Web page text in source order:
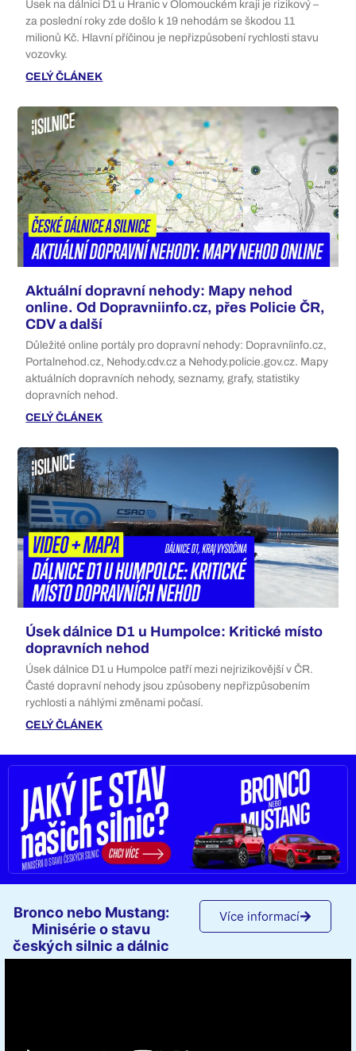
Úsek na dálnici D1 u Hranic v Olomouckém kraji je rizikový –
za poslední roky zde došlo k 19 nehodám se škodou 11
milionů Kč. Hlavní příčinou je nepřizpůsobení rychlosti stavu
vozovky.
CELÝ ČLÁNEK
Aktuální dopravní nehody: Mapy nehod
online. Od Dopravniinfo.cz, přes Policie ČR,
CDV a další
Důležité online portály pro dopravní nehody: Dopravníinfo.cz,
Portalnehod.cz, Nehody.cdv.cz a Nehody.policie.gov.cz. Mapy
aktuálních dopravních nehody, seznamy, grafy, statistiky
dopravních nehod.
CELÝ ČLÁNEK
Úsek dálnice D1 u Humpolce: Kritické místo
dopravních nehod
Úsek dálnice D1 u Humpolce patří mezi nejrizikovější v ČR.
Časté dopravní nehody jsou způsobeny nepřizpůsobením
rychlosti a náhlými změnami počasí.
CELÝ ČLÁNEK
Bronco nebo Mustang:
Minisérie o stavu
českých silnic a dálnic
Více informací